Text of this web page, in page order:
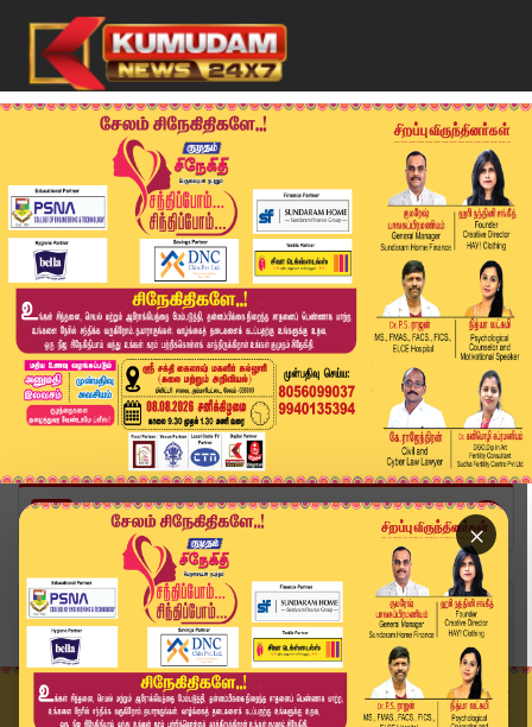
×
Home
வீடியோ ஸ்டோரி
அண்ணாமலையை நட்பு ரீதியாக சந்தித்தேன் - டிடிவி த...